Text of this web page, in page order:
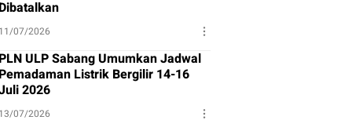
Dibatalkan
11/07/2026
PLN ULP Sabang Umumkan Jadwal
Pemadaman Listrik Bergilir 14-16
2026
13/07/2026